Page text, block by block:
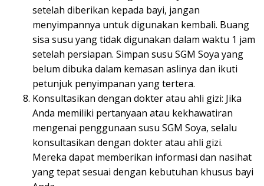
setelah diberikan kepada bayi, jangan
menyimpannya untuk digunakan kembali. Buang
sisa susu yang tidak digunakan dalam waktu 1 jam
setelah persiapan. Simpan susu SGM Soya yang
belum dibuka dalam kemasan aslinya dan ikuti
petunjuk penyimpanan yang tertera.
Konsultasikan dengan dokter atau ahli gizi: Jika
Anda memiliki pertanyaan atau kekhawatiran
mengenai penggunaan susu SGM Soya, selalu
konsultasikan dengan dokter atau ahli gizi.
Mereka dapat memberikan informasi dan nasihat
yang tepat sesuai dengan kebutuhan khusus bayi